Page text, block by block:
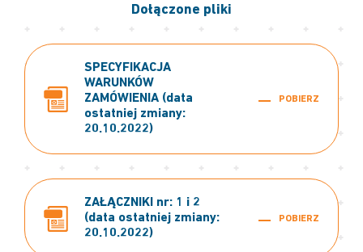
Dołączone pliki
SPECYFIKACJA
WARUNKÓW
ZAMÓWIENIA (data
ostatniej zmiany:
20.10.2022)
POBIERZ
ZAŁĄCZNIKI nr: 1 i 2
(data ostatniej zmiany:
20.10.2022)
POBIERZ